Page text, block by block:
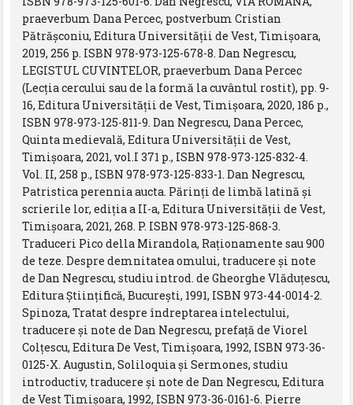
praeverbum Dana Percec, postverbum Cristian
Pătrășconiu, Editura Universității de Vest, Timișoara,
2019, 256 p. ISBN 978-973-125-678-8. Dan Negrescu,
LEGISTUL CUVINTELOR, praeverbum Dana Percec
(Lecția cercului sau de la formă la cuvântul rostit), pp. 9-
16, Editura Universității de Vest, Timișoara, 2020, 186 p.,
ISBN 978-973-125-811-9. Dan Negrescu, Dana Percec,
Quinta medievală, Editura Universității de Vest,
Timișoara, 2021, vol.I 371 p., ISBN 978-973-125-832-4.
Vol. II, 258 p., ISBN 978-973-125-833-1. Dan Negrescu,
Patristica perennia aucta. Părinți de limbă latină și
scrierile lor, ediția a II-a, Editura Universității de Vest,
Timișoara, 2021, 268. P. ISBN 978-973-125-868-3.
Traduceri Pico della Mirandola, Raţionamente sau 900
de teze. Despre demnitatea omului, traducere şi note
de Dan Negrescu, studiu introd. de Gheorghe Vlăduţescu,
Editura Ştiinţifică, Bucureşti, 1991, ISBN 973-44-0014-2.
Spinoza, Tratat despre îndreptarea intelectului,
traducere şi note de Dan Negrescu, prefaţă de Viorel
Colţescu, Editura De Vest, Timişoara, 1992, ISBN 973-36-
0125-X. Augustin, Soliloquia şi Sermones, studiu
introductiv, traducere şi note de Dan Negrescu, Editura
de Vest Timişoara, 1992, ISBN 973-36-0161-6. Pierre